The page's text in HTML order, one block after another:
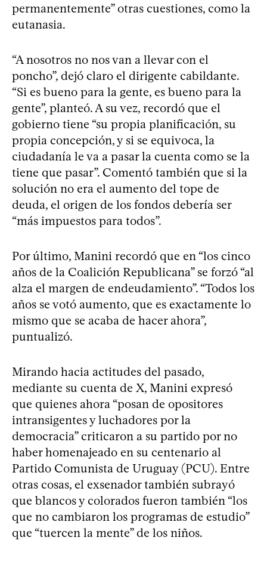
permanentemente” otras cuestiones, como la
eutanasia.
“A nosotros no nos van a llevar con el
poncho”, dejó claro el dirigente cabildante.
“Si es bueno para la gente, es bueno para la
gente”, planteó. A su vez, recordó que el
gobierno tiene “su propia planificación, su
propia concepción, y si se equivoca, la
ciudadanía le va a pasar la cuenta como se la
tiene que pasar”. Comentó también que si la
solución no era el aumento del tope de
deuda, el origen de los fondos debería ser
“más impuestos para todos”.
Por último, Manini recordó que en “los cinco
años de la Coalición Republicana” se forzó “al
alza el margen de endeudamiento”. “Todos los
años se votó aumento, que es exactamente lo
mismo que se acaba de hacer ahora”,
puntualizó.
Mirando hacia actitudes del pasado,
mediante su cuenta de X, Manini expresó
que quienes ahora “posan de opositores
intransigentes y luchadores por la
democracia” criticaron a su partido por no
haber homenajeado en su centenario al
Partido Comunista de Uruguay (PCU). Entre
otras cosas, el exsenador también subrayó
que blancos y colorados fueron también “los
que no cambiaron los programas de estudio”
que “tuercen la mente” de los niños.